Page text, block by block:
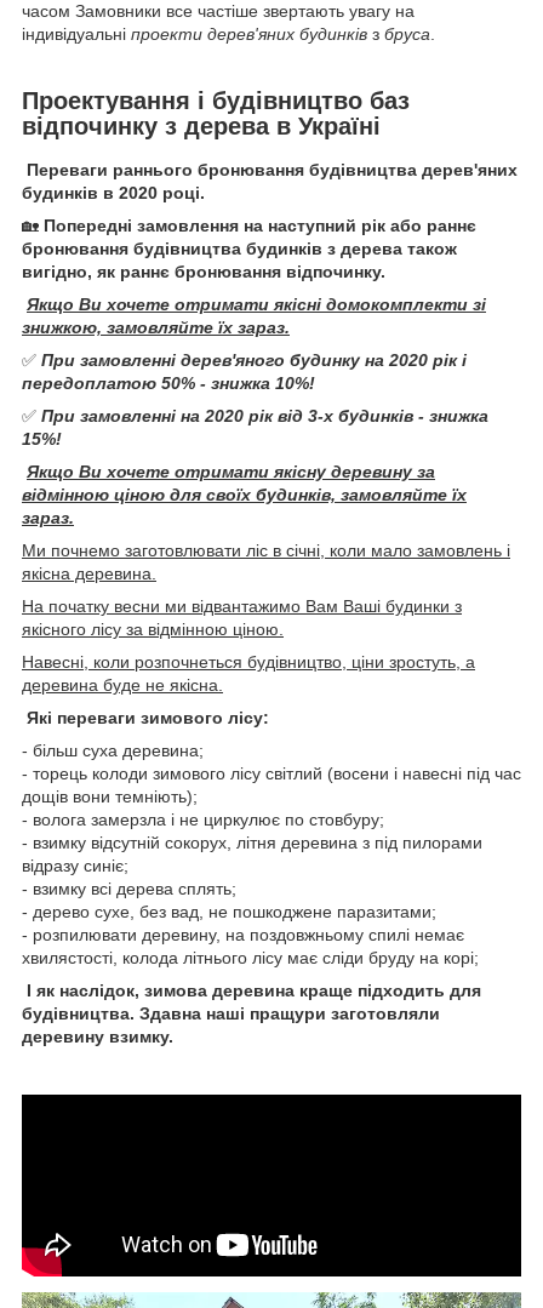
часом Замовники все частіше звертають увагу на
індивідуальні проекти дерев'яних будинків з бруса.
Проектування і будівництво баз
відпочинку з дерева в Україні
Переваги раннього бронювання будівництва дерев'яних
будинків в 2020 році.
🏡 Попередні замовлення на наступний рік або раннє
бронювання будівництва будинків з дерева також
вигідно, як раннє бронювання відпочинку.
Якщо Ви хочете отримати якісні домокомплекти зі
знижкою, замовляйте їх зараз.
✅ При замовленні дерев'яного будинку на 2020 рік і
передоплатою 50% - знижка 10%!
✅ При замовленні на 2020 рік від 3-х будинків - знижка
15%!
Якщо Ви хочете отримати якісну деревину за
відмінною ціною для своїх будинків, замовляйте їх
зараз.
Ми почнемо заготовлювати ліс в січні, коли мало замовлень і
якісна деревина.
На початку весни ми відвантажимо Вам Ваші будинки з
якісного лісу за відмінною ціною.
Навесні, коли розпочнеться будівництво, ціни зростуть, а
деревина буде не якісна.
Які переваги зимового лісу:
- більш суха деревина;
- торець колоди зимового лісу світлий (восени і навесні під час
дощів вони темніють);
- волога замерзла і не циркулює по стовбуру;
- взимку відсутній сокорух, літня деревина з під пилорами
відразу синіє;
- взимку всі дерева сплять;
- дерево сухе, без вад, не пошкоджене паразитами;
- розпилювати деревину, на поздовжньому спилі немає
хвилястості, колода літнього лісу має сліди бруду на корі;
І як наслідок, зимова деревина краще підходить для
будівництва. Здавна наші пращури заготовляли
деревину взимку.